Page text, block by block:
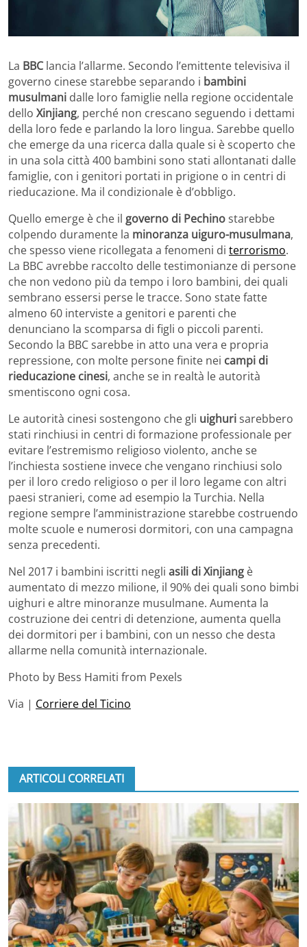
La BBClancia l’allarme. Secondo l’emittente televisiva il
governo cinese starebbe separando i bambini
musulmani dalle loro famiglie nella regione occidentale
dello Xinjiang, perché non crescano seguendo i dettami
della loro fede e parlando la loro lingua. Sarebbe quello
che emerge da una ricerca dalla quale si è scoperto che
in una sola città 400 bambini sono stati allontanati dalle
famiglie, con i genitori portati in prigione o in centri di
rieducazione. Ma il condizionale è d’obbligo.
Quello emerge è che il governo di Pechinostarebbe
colpendo duramente la minoranza uiguro-musulmana,
che spesso viene ricollegata a fenomeni di terrorismo.
La BBC avrebbe raccolto delle testimonianze di persone
che non vedono più da tempo i loro bambini, dei quali
sembrano essersi perse le tracce. Sono state fatte
almeno 60 interviste a genitori e parenti che
denunciano la scomparsa di figli o piccoli parenti.
Secondo la BBC sarebbe in atto una vera e propria
repressione, con molte persone finite nei campi di
rieducazione cinesi, anche se in realtà le autorità
smentiscono ogni cosa.
Le autorità cinesi sostengono che gli uighurisarebbero
stati rinchiusi in centri di formazione professionale per
evitare l’estremismo religioso violento, anche se
l’inchiesta sostiene invece che vengano rinchiusi solo
per il loro credo religioso o per il loro legame con altri
paesi stranieri, come ad esempio la Turchia. Nella
regione sempre l’amministrazione starebbe costruendo
molte scuole e numerosi dormitori, con una campagna
senza precedenti.
Nel 2017 i bambini iscritti negli asili di Xinjiang è
aumentato di mezzo milione, il 90% dei quali sono bimbi
uighuri e altre minoranze musulmane. Aumenta la
costruzione dei centri di detenzione, aumenta quella
dei dormitori per i bambini, con un nesso che desta
allarme nella comunità internazionale.
Photo by Bess Hamiti from Pexels
Via | Corriere del Ticino
ARTICOLI CORRELATI